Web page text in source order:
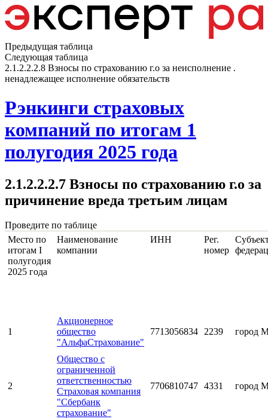
Предыдущая таблица
Следующая таблица
2.1.2.2.2.8 Взносы по страхованию г.о за неисполнение .
ненадлежащее исполнение обязательств
Рэнкинги страховых
компаний по итогам 1
полугодия 2025 года
2.1.2.2.2.7 Взносы по страхованию г.о за
причинение вреда третьим лицам
Проведите по таблице
Место по
итогам I
полугодия
2025 года
Наименование
компании
ИНН
Рег.
номер
1
Акционерное
общество
"АльфаСтрахование"
7713056834 2239 город
2
Общество с
ограниченной
ответственностью
Страховая компания
"Сбербанк
страхование"
7706810747 4331 город